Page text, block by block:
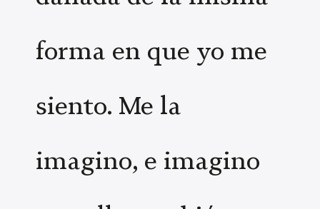
forma en que yo me
siento. Me la
imagino, e imagino